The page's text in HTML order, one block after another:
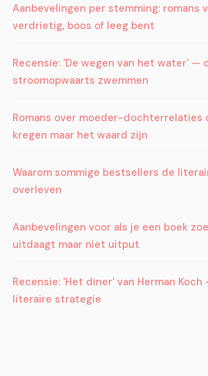
Aanbevelingen per stemming: romans
verdrietig, boos of leeg bent
Recensie: 'De wegen van het water' —
stroomopwaarts zwemmen
Romans over moeder-dochterrelaties
kregen maar het waard zijn
Waarom sommige bestsellers de
overleven
Aanbevelingen voor als je een boek
uitdaagt maar niet uitput
Recensie: 'Het diner' van Herman
literaire strategie